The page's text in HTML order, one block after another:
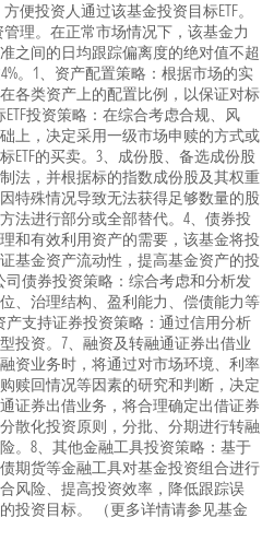
便投资人通过该基金投资目标ETF。
管理。在正常市场情况下，该基金力
之间的日均跟踪偏离度的绝对值不超
。1、资产配置策略：根据市场的实
各类资产上的配置比例，以保证对标
投资策略：在综合考虑合规、风
上，决定采用一级市场申赎的方式或
ETF的买卖。3、成份股、备选成份股
法，并根据标的指数成份股及其权重
特殊情况导致无法获得足够数量的股
法进行部分或全部替代。4、债券投
和有效利用资产的需要，该基金将投
基金资产流动性，提高基金资产的投
司债券投资策略：综合考虑和分析发
、治理结构、盈利能力、偿债能力等
产支持证券投资策略：通过信用分析
投资。7、融资及转融通证券出借业
资业务时，将通过对市场环境、利率
赎回情况等因素的研究和判断，决定
证券出借业务，将合理确定出借证券
散化投资原则，分批、分期进行转融
。8、其他金融工具投资策略：基于
期货等金融工具对基金投资组合进行
风险、提高投资效率，降低跟踪误
投资目标。 （更多详情请参见基金